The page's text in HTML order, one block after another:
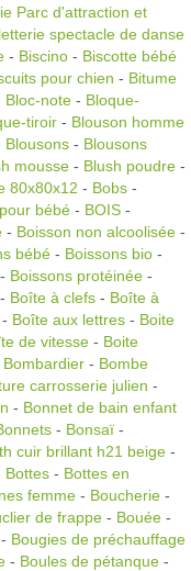
Parc d'attraction et
spectacle de danse
- Biscino - Biscotte bébé
pour chien - Bitume
Bloc-note - Bloque-
tiroir - Blouson homme
Blousons - Blousons
mousse - Blush poudre -
80x80x12 - Bobs -
bébé - BOIS -
- Boisson non alcoolisée -
bébé - Boissons bio -
- Boissons protéinée -
- Boîte à clefs - Boîte à
- Boîte aux lettres - Boite
de vitesse - Boite
Bombardier - Bombe
carrosserie julien -
- Bonnet de bain enfant
- Bonsaï -
cuir brillant h21 beige -
Bottes - Bottes en
femme - Boucherie -
de frappe - Bouée -
- Bougies de préchauffage
- Boules de pétanque -